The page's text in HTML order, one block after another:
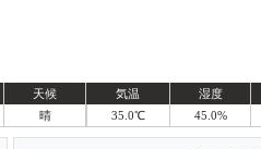
天候
晴
気温 湿度
35.0℃
45.0%